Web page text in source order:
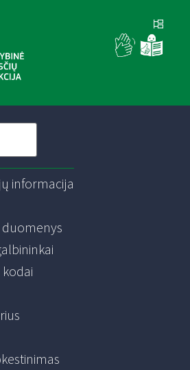
informacija